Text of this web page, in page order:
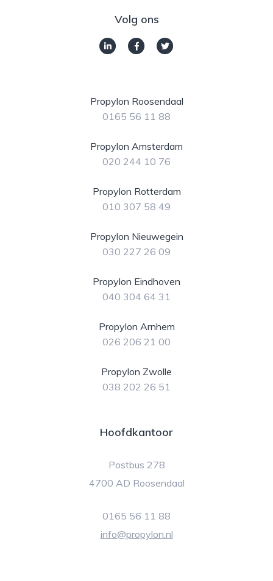
Volg ons
Propylon Roosendaal
0165 56 11 88
Propylon Amsterdam
020 244 10 76
Propylon Rotterdam
010 307 58 49
Propylon Nieuwegein
030 227 26 09
Propylon Eindhoven
040 304 64 31
Propylon Arnhem
026 206 21 00
Propylon Zwolle
038 202 26 51
Hoofdkantoor
Postbus 278
4700 AD Roosendaal
0165 56 11 88
info@propylon.nl